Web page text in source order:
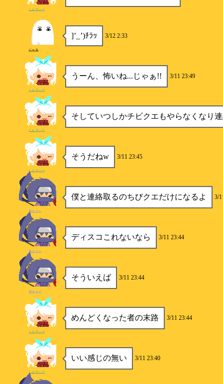
しんでぃー
]’_’)ﾁﾗｯ 3/12 2:33
にゃる
うーん、怖いね...じゃぁ!! 3/11 23:49
しんでぃー
そしていつしかチビクエもやらなくなり
しんでぃー
そうだねw 3/11 23:45
しんでぃー
僕と連絡取るのちびクエだけになるよ 3/
柊キライ
ディスコこれないなら 3/11 23:44
柊キライ
そういえば 3/11 23:44
柊キライ
めんどくなった者の末路 3/11 23:44
しんでぃー
いい感じの無い 3/11 23:40
しんでぃー